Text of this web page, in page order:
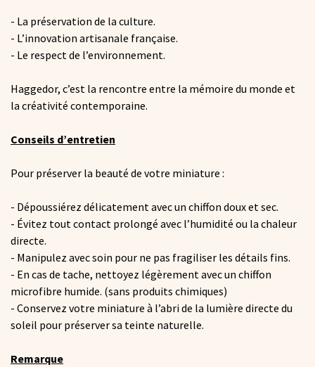
- La préservation de la culture.
- L’innovation artisanale française.
- Le respect de l’environnement.
Haggedor, c’est la rencontre entre la mémoire du monde et
la créativité contemporaine.
Conseils d’entretien
Pour préserver la beauté de votre miniature :
- Dépoussiérez délicatement avec un chiffon doux et sec.
- Évitez tout contact prolongé avec l’humidité ou la chaleur
directe.
- Manipulez avec soin pour ne pas fragiliser les détails fins.
- En cas de tache, nettoyez légèrement avec un chiffon
microfibre humide. (sans produits chimiques)
- Conservez votre miniature à l’abri de la lumière directe du
soleil pour préserver sa teinte naturelle.
Remarque